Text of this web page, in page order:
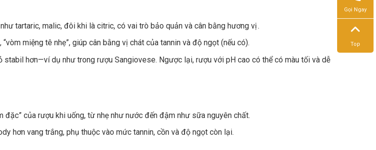
tartaric, malic, đôi khi là citric, có vai trò bảo quản và cân bằng hương vị .
miệng tê nhẹ”, giúp cân bằng vị chát của tannin và độ ngọt (nếu có).
hơn—ví dụ như trong rượu Sangiovese. Ngược lại, rượu với pH cao có thể có màu tối và dễ
đặc” của rượu khi uống, từ nhẹ như nước đến đậm như sữa nguyên chất.
hơn vang trắng, phụ thuộc vào mức tannin, cồn và độ ngọt còn lại.
Gọi Ngay
Top